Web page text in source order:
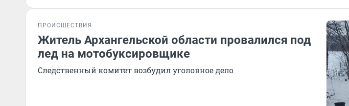
ПРОИСШЕСТВИЯ
Житель Архангельской области провалился под
лед на мотобуксировщике
Следственный комитет возбудил уголовное дело